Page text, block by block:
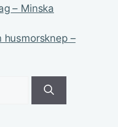
– Minska
husmorsknep –